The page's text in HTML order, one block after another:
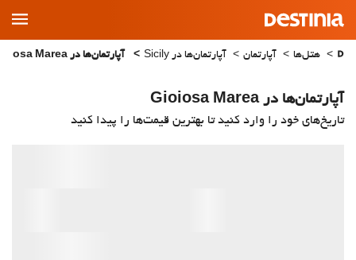
Main
Menu
هتل‌ها آپارتمان آپارتمان‌ها در Sicily آپارتمان‌ها در Gioiosa Marea
آپارتمان‌ها در Gioiosa Marea
تاریخ‌های خود را وارد کنید تا بهترین قیمت‌ها را پیدا کنید